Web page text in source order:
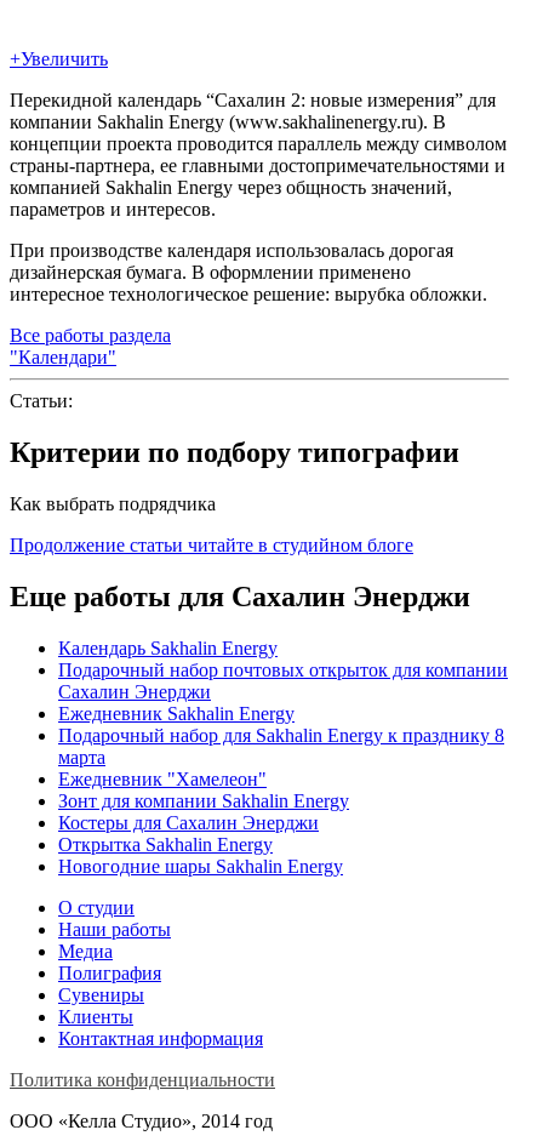
+Увеличить
Перекидной календарь “Сахалин 2: новые измерения” для
компании Sakhalin Energy (www.sakhalinenergy.ru). В
концепции проекта проводится параллель между символом
страны-партнера, ее главными достопримечательностями и
компанией Sakhalin Energy через общность значений,
параметров и интересов.
При производстве календаря использовалась дорогая
дизайнерская бумага. В оформлении применено
интересное технологическое решение: вырубка обложки.
Все работы раздела
"Календари"
Статьи:
Критерии по подбору типографии
Как выбрать подрядчика
Продолжение статьи читайте в студийном блоге
Еще работы для Сахалин Энерджи
Календарь Sakhalin Energy
Подарочный набор почтовых открыток для компании
Сахалин Энерджи
Ежедневник Sakhalin Energy
Подарочный набор для Sakhalin Energy к празднику 8
марта
Ежедневник "Хамелеон"
Зонт для компании Sakhalin Energy
Костеры для Сахалин Энерджи
Открытка Sakhalin Energy
Новогодние шары Sakhalin Energy
О студии
Наши работы
Медиа
Полиграфия
Сувениры
Клиенты
Контактная информация
Политика конфиденциальности
ООО «Келла Студио», 2014 год